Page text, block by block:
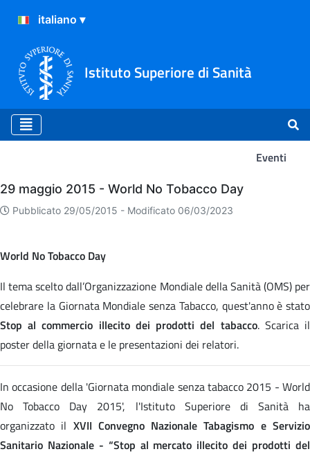
Istituto Superiore di Sanità
Eventi
Eventi
29 maggio 2015 - World No Tobacco Day
Pubblicato 29/05/2015 - Modificato 06/03/2023
World No Tobacco Day
Il tema scelto dall’Organizzazione Mondiale della Sanità (OMS) per
celebrare la Giornata Mondiale senza Tabacco, quest'anno è stato
Stop al commercio illecito dei prodotti del tabacco. Scarica il
poster della giornata e le presentazioni dei relatori.
In occasione della 'Giornata mondiale senza tabacco 2015 - World
No Tobacco Day 2015', l'Istituto Superiore di Sanità ha
organizzato il XVII Convegno Nazionale Tabagismo e Servizio
Sanitario Nazionale - “Stop al mercato illecito dei prodotti del